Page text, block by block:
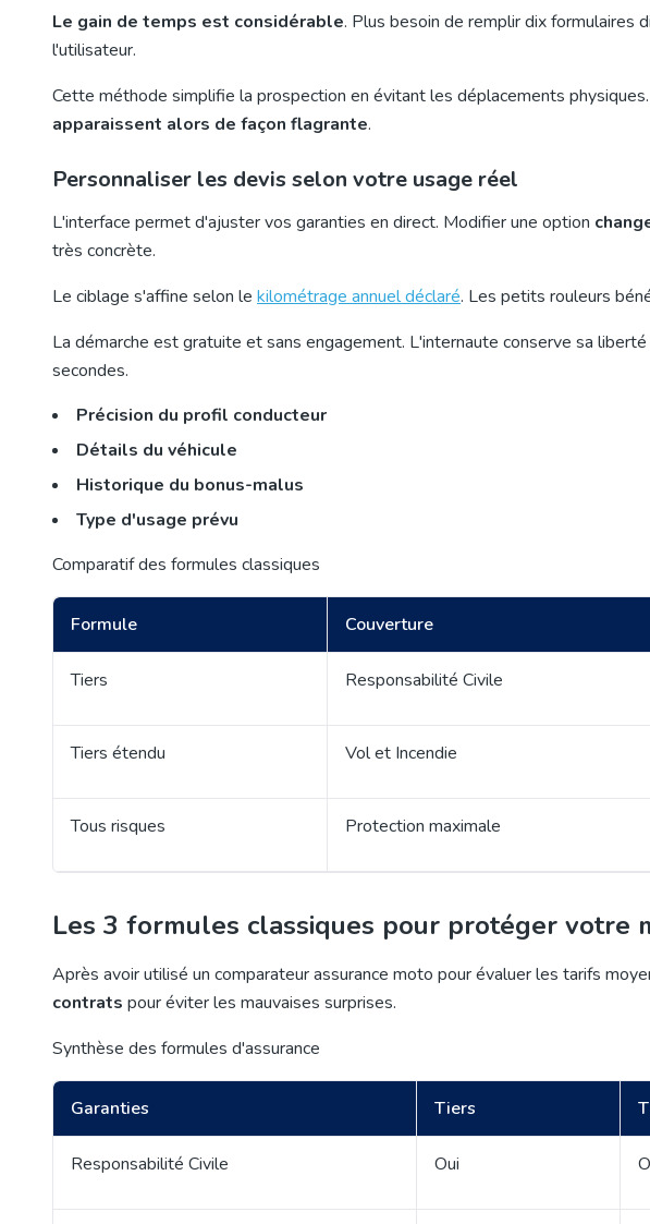
Le gain de temps est considérable. Plus besoin de remplir dix formulaires
l'utilisateur.
Cette méthode simplifie la prospection en évitant les déplacements
apparaissent alors de façon flagrante.
Personnaliser les devis selon votre usage réel
L'interface permet d'ajuster vos garanties en direct. Modifier une option
très concrète.
Le ciblage s'affine selon le kilométrage annuel déclaré. Les petits rouleurs
La démarche est gratuite et sans engagement. L'internaute conserve sa
secondes.
Précision du profil conducteur
Détails du véhicule
Historique du bonus-malus
Type d'usage prévu
Comparatif des formules classiques
Formule Couverture
Tiers Responsabilité Civile
Tiers étendu Vol et Incendie
Tous risques Protection maximale
Les 3 formules classiques pour protéger votre
Après avoir utilisé un comparateur assurance moto pour évaluer les tarifs
contrats pour éviter les mauvaises surprises.
Synthèse des formules d'assurance
Garanties Tiers
Responsabilité Civile Oui